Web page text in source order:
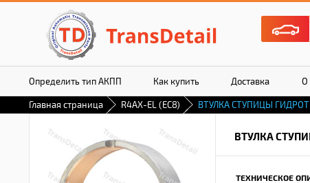
Определить тип АКПП Как купить Доставка О
Главная страница R4AX-EL (EC8) ВТУЛКА СТУПИЦЫ
ВТУЛКА
ТЕХНИЧЕСКОЕ